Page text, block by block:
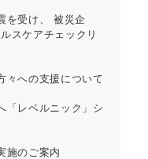
を受け、 被災企
スケアチェックリ
々への支援について
「レベルニック」シ
施のご案内